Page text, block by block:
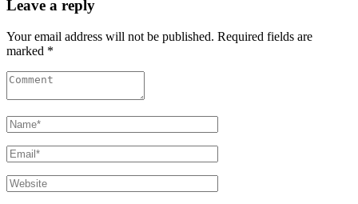
Leave a reply
Your email address will not be published. Required fields are
marked *